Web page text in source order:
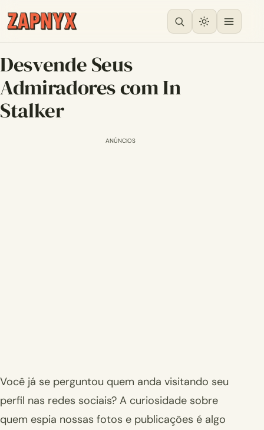
Desvende Seus
Admiradores com In
Stalker
ANÚNCIOS
Você já se perguntou quem anda visitando seu
perfil nas redes sociais? A curiosidade sobre
quem espia nossas fotos e publicações é algo